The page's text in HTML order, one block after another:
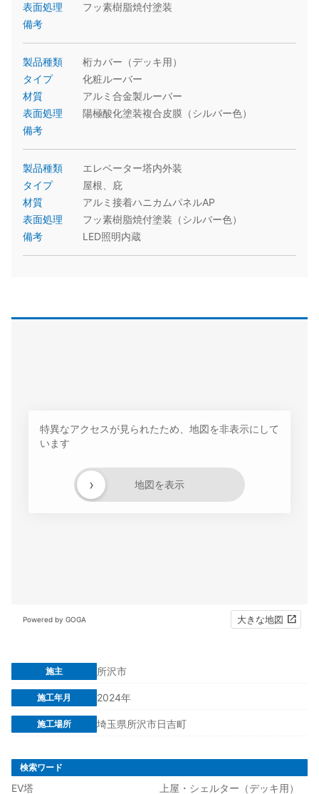
表面処理
フッ素樹脂焼付塗装
備考
製品種類
桁カバー（デッキ用）
タイプ
化粧ルーバー
材質
アルミ合金製ルーバー
表面処理
陽極酸化塗装複合皮膜（シルバー色）
備考
製品種類
エレベーター塔内外装
タイプ
屋根、庇
材質
アルミ接着ハニカムパネルAP
表面処理
フッ素樹脂焼付塗装（シルバー色）
備考
LED照明内蔵
特異なアクセスが見られたため、地図を非表示にして
います
地図を表示
›
Powered by GOGA 大きな地図
施主 所沢市
施工年月 2024年
施工場所 埼玉県所沢市日吉町
検索ワード
EV塔 上屋・シェルター（デッキ用）